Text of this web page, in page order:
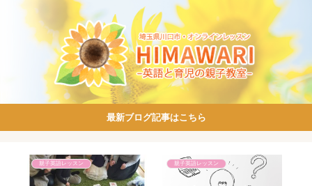
最新ブログ記事はこちら
親子英語レッスン 親子英語レッスン